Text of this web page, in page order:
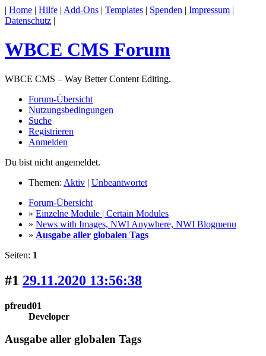
| Home | Hilfe | Add-Ons | Templates | Spenden | Impressum |
Datenschutz |
WBCE CMS Forum
WBCE CMS – Way Better Content Editing.
Forum-Übersicht
Nutzungsbedingungen
Suche
Registrieren
Anmelden
Du bist nicht angemeldet.
Themen: Aktiv | Unbeantwortet
Forum-Übersicht
» Einzelne Module | Certain Modules
» News with Images, NWI Anywhere, NWI Blogmenu
» Ausgabe aller globalen Tags
Seiten: 1
#1 29.11.2020 13:56:38
pfreud01
Developer
Ausgabe aller globalen Tags